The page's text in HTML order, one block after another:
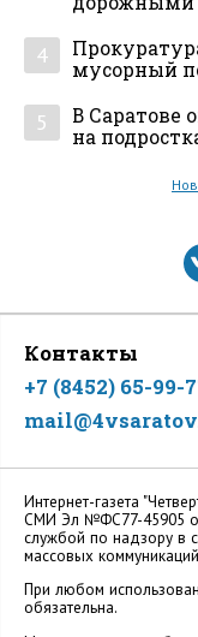
4
мусорный
5
В Саратове
на
Контакты
+7 (8452) 65-99-
Интернет-газета
СМИ Эл №ФС77-45905
службой по надзору в
массовых
При любом
обязательна.